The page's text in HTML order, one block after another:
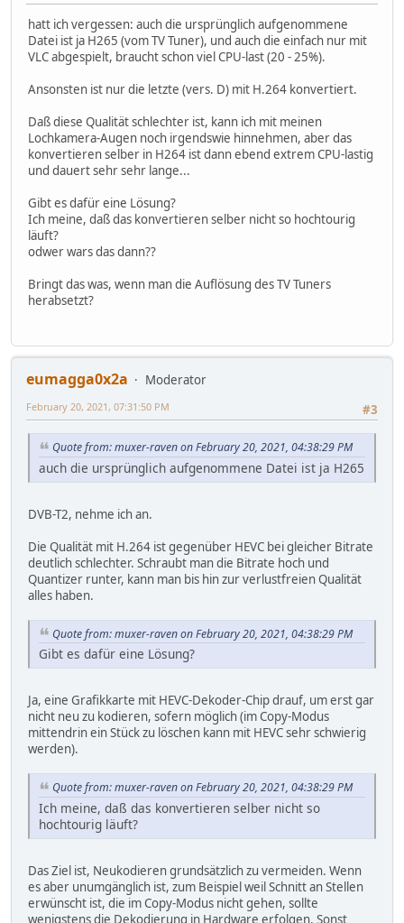
hatt ich vergessen: auch die ursprünglich aufgenommene
Datei ist ja H265 (vom TV Tuner), und auch die einfach nur mit
VLC abgespielt, braucht schon viel CPU-last (20 - 25%).
Ansonsten ist nur die letzte (vers. D) mit H.264 konvertiert.
Daß diese Qualität schlechter ist, kann ich mit meinen
Lochkamera-Augen noch irgendswie hinnehmen, aber das
konvertieren selber in H264 ist dann ebend extrem CPU-lastig
und dauert sehr sehr lange...
Gibt es dafür eine Lösung?
Ich meine, daß das konvertieren selber nicht so hochtourig
läuft?
odwer wars das dann??
Bringt das was, wenn man die Auflösung des TV Tuners
herabsetzt?
eumagga0x2a
Moderator
#3
February 20, 2021, 07:31:50 PM
Quote from: muxer-raven on February 20, 2021, 04:38:29 PM
auch die ursprünglich aufgenommene Datei ist ja H265
DVB-T2, nehme ich an.
Die Qualität mit H.264 ist gegenüber HEVC bei gleicher Bitrate
deutlich schlechter. Schraubt man die Bitrate hoch und
Quantizer runter, kann man bis hin zur verlustfreien Qualität
alles haben.
Quote from: muxer-raven on February 20, 2021, 04:38:29 PM
Gibt es dafür eine Lösung?
Ja, eine Grafikkarte mit HEVC-Dekoder-Chip drauf, um erst gar
nicht neu zu kodieren, sofern möglich (im Copy-Modus
mittendrin ein Stück zu löschen kann mit HEVC sehr schwierig
werden).
Quote from: muxer-raven on February 20, 2021, 04:38:29 PM
Ich meine, daß das konvertieren selber nicht so
hochtourig läuft?
Das Ziel ist, Neukodieren grundsätzlich zu vermeiden. Wenn
es aber unumgänglich ist, zum Beispiel weil Schnitt an Stellen
erwünscht ist, die im Copy-Modus nicht gehen, sollte
wenigstens die Dekodierung in Hardware erfolgen. Sonst